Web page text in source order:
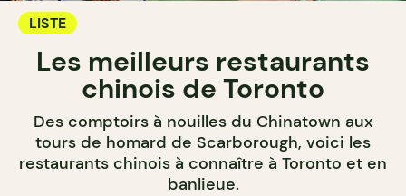
LISTE
Les meilleurs restaurants
chinois de Toronto
Des comptoirs à nouilles du Chinatown aux
tours de homard de Scarborough, voici les
restaurants chinois à connaître à Toronto et en
banlieue.